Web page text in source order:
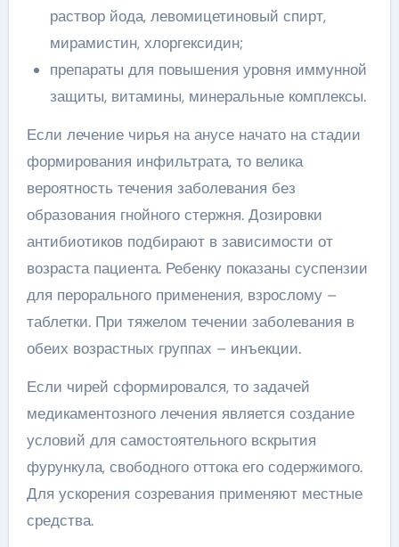
раствор йода, левомицетиновый спирт,
мирамистин, хлоргексидин;
препараты для повышения уровня иммунной
защиты, витамины, минеральные комплексы.
Если лечение чирья на анусе начато на стадии
формирования инфильтрата, то велика
вероятность течения заболевания без
образования гнойного стержня. Дозировки
антибиотиков подбирают в зависимости от
возраста пациента. Ребенку показаны суспензии
для перорального применения, взрослому –
таблетки. При тяжелом течении заболевания в
обеих возрастных группах – инъекции.
Если чирей сформировался, то задачей
медикаментозного лечения является создание
условий для самостоятельного вскрытия
фурункула, свободного оттока его содержимого.
Для ускорения созревания применяют местные
средства.